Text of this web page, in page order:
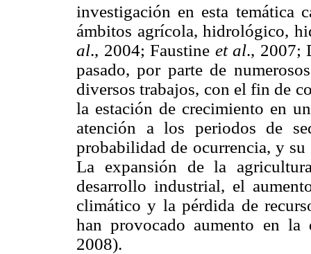
investigación en esta temática
ámbitos agrícola, hidrológico,
al., 2004; Faustine et al., 2007;
pasado, por parte de
diversos trabajos, con el fin de
la estación de crecimiento en
atención a los periodos de
probabilidad de ocurrencia, y
La expansión de la
desarrollo industrial, el
climático y la pérdida de
han provocado aumento en
2008).